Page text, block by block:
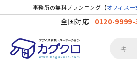
事務所の無料プランニング【オフィス一
全国対応 0120-9999-